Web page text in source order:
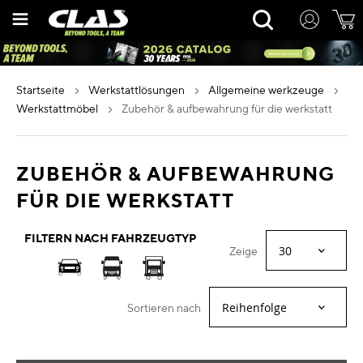
Inhalt
Rechercher
startseite werkstattlösungen
allgemeine werkzeuge
werkstattmöbel
zubehör & aufbewahrung für die werkstatt
ZUBEHÖR & AUFBEWAHRUNG
FÜR DIE WERKSTATT
FILTERN NACH FAHRZEUGTYP
Zeige
Sortieren nach